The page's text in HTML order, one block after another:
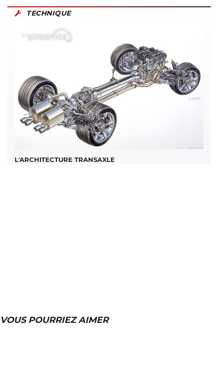
TECHNIQUE
L'ARCHITECTURE TRANSAXLE
VOUS POURRIEZ AIMER